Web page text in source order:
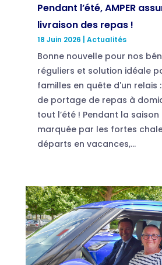
Pendant l’été, AMPER
livraison des repas !
18 Juin 2026 Actualités
Bonne nouvelle pour nos
réguliers et solution idéale
familles en quête d'un relais
de portage de repas à
tout l’été ! Pendant la saison
marquée par les fortes
départs en vacances,...